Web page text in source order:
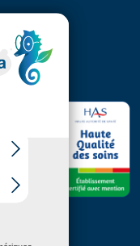
25 20 00
Instagram